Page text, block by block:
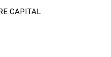
CAPITAL